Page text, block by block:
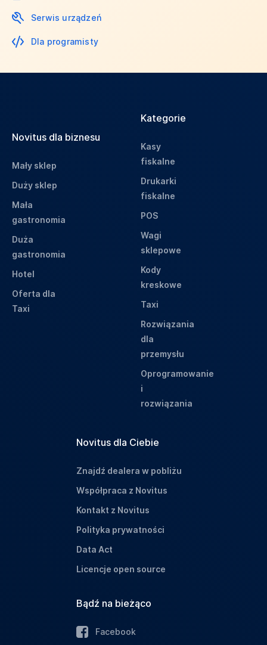
Serwis urządzeń
Dla programisty
Novitus dla biznesu
Mały sklep
Duży sklep
Mała
gastronomia
Duża
gastronomia
Hotel
Oferta dla
Taxi
Kategorie
Kasy
fiskalne
Drukarki
fiskalne
POS
Wagi
sklepowe
Kody
kreskowe
Taxi
Rozwiązania
dla
przemysłu
Oprogramowanie
i
rozwiązania
Novitus dla Ciebie
Znajdź dealera w pobliżu
Współpraca z Novitus
Kontakt z Novitus
Polityka prywatności
Data Act
Licencje open source
Bądź na bieżąco
Facebook